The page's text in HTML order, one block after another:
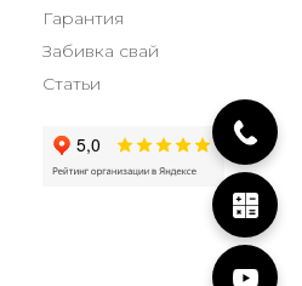
Гарантия
Забивка свай
Статьи